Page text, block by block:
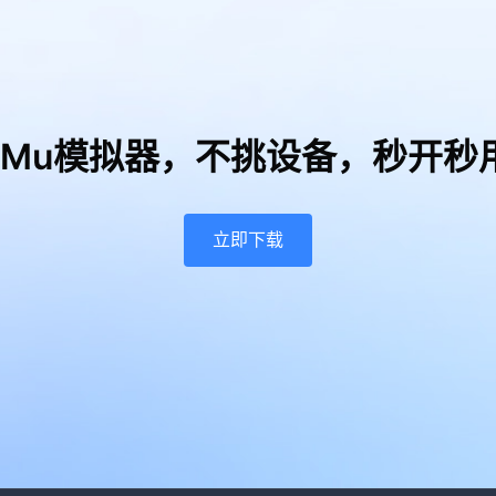
模拟器， 不挑设备，秒开秒
立即下载